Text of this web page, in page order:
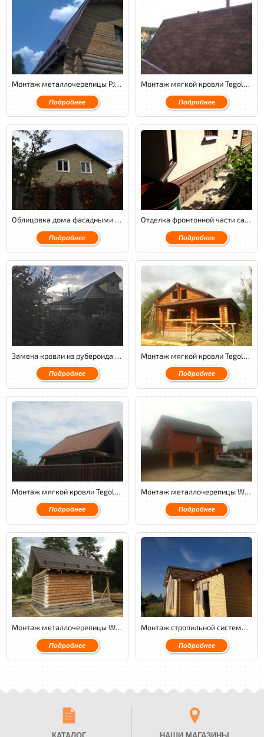
Монтаж металлочерепицы PJR с обустройством венткамеры и монтажом контробрешётки.
Подробнее
Монтаж мягкой кровли Tegola Nordland Антик с обустройством венткамеры.
Подробнее
Облицовка дома фасадными панелями Nailite. Монтаж мягкой кровли Tegola Nordland.
Подробнее
Отделка фронтонной части сайдингом Docke на металлическом каркасе.
Подробнее
Замена кровли из рубероида на металлочерепицу GL Quarzit.
Подробнее
Монтаж мягкой кровли Tegola Nordland классик с обустройством венткамеры и монтажом водосточной системы Aquasystem.
Подробнее
Монтаж мягкой кровли Tegola Nordland классик с утеплением и обустройством венткамеры.
Подробнее
Монтаж металлочерепицы Weckman PuralMatt cовместно с переделкой стропильной системы, обустройством венткамеры и утеплением кровли.
Подробнее
Монтаж металлочерепицы Weckman PuralMatt.
Подробнее
Монтаж стропильной системы, монтаж мягкой кровли Tegola Premium Либерти.
Подробнее